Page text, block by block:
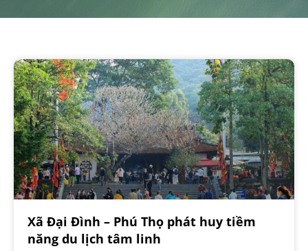
Xã Đại Đình – Phú Thọ phát huy tiềm
năng du lịch tâm linh